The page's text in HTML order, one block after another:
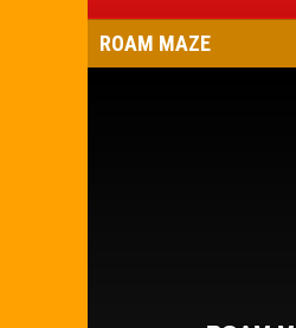
ROAM MAZE